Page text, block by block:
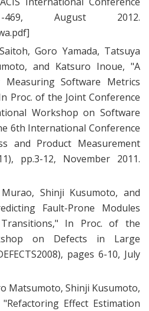
August 2012.
,Goro Yamada, Tatsuya
, and Katsuro Inoue, "A
Software Metrics
Proc. of the Joint Conference
Workshop on Software
6th International Conference
and Product Measurement
pp.3-12, November 2011.
, Shinji Kusumoto, and
Fault-Prone Modules
," In Proc. of the
on Defects in Large
pages 6-10, July
Matsumoto, Shinji Kusumoto,
"Refactoring Effect Estimation